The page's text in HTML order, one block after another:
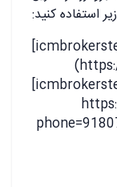
استفاده کنید:
[icmbrokerstelegram]
[icmbrokerstelegram]